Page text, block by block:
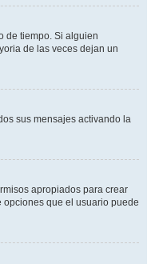
de tiempo. Si alguien
de las veces dejan un
sus mensajes activando la
apropiados para crear
que el usuario puede